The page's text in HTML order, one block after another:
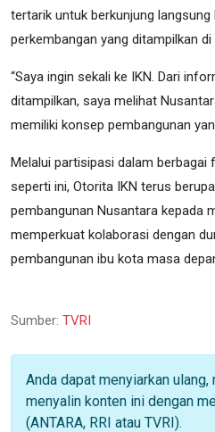
tertarik untuk berkunjung
perkembangan yang ditampilkan di
“Saya ingin sekali ke IKN. Dari
ditampilkan, saya melihat
memiliki konsep pembangunan
Melalui partisipasi dalam
seperti ini, Otorita IKN terus
pembangunan Nusantara kepada
memperkuat kolaborasi dengan
pembangunan ibu kota masa
Sumber: TVRI
Anda dapat menyiarkan
menyalin konten ini dengan
(ANTARA, RRI atau TVRI).